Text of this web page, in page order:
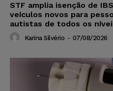
STF amplia isenção de
veículos novos para
autistas de todos os
Karina Silvério - 07/08/2026